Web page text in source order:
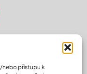
nebo přístupu k